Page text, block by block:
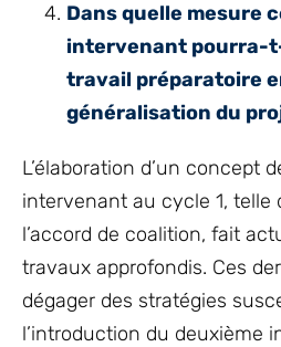
Dans quelle mesure
intervenant pourra-
travail préparatoire
généralisation du
L’élaboration d’un concept
intervenant au cycle 1, telle
l’accord de coalition, fait
travaux approfondis. Ces
dégager des stratégies
l’introduction du deuxième